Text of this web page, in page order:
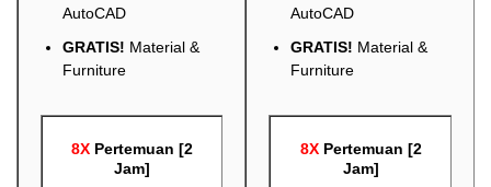
AutoCAD
GRATIS! Material &
Furniture
8X Pertemuan [2
Jam]
AutoCAD
GRATIS! Material &
Furniture
8X Pertemuan [2
Jam]